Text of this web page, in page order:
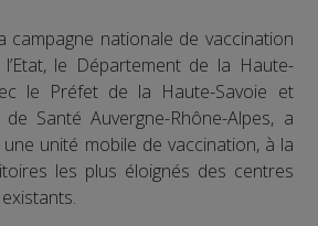
campagne nationale de vaccination
le Département de la Haute-
le Préfet de la Haute-Savoie et
de Santé Auvergne-Rhône-Alpes, a
unité mobile de vaccination, à la
les plus éloignés des centres